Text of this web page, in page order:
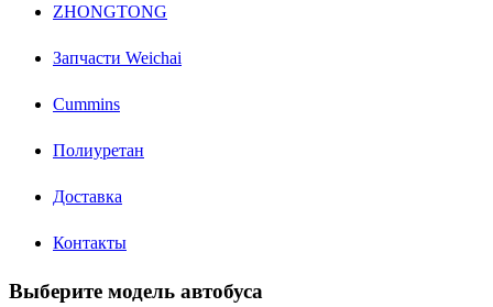
ZHONGTONG
Запчасти Weichai
Cummins
Полиуретан
Доставка
Контакты
Выберите модель автобуса